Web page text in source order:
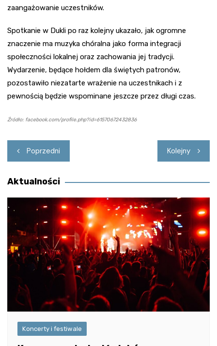
zaangażowanie uczestników.
Spotkanie w Dukli po raz kolejny ukazało, jak ogromne
znaczenie ma muzyka chóralna jako forma integracji
społeczności lokalnej oraz zachowania jej tradycji.
Wydarzenie, będące hołdem dla świętych patronów,
pozostawiło niezatarte wrażenie na uczestnikach i z
pewnością będzie wspominane jeszcze przez długi czas.
Źródło: facebook.com/profile.php?id=61570672432836
Nawigacja
wpisu
Poprzedni Kolejny
Aktualności
Koncerty i festiwale